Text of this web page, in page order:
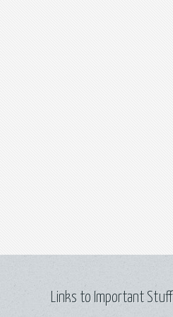
Links to Important Stuff